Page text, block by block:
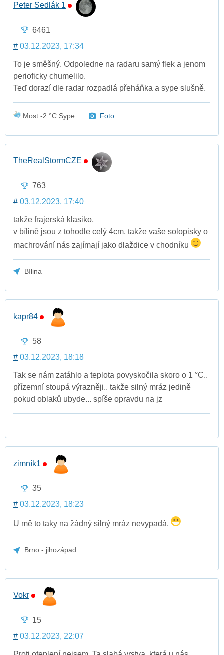
Peter Sedlák 1
6461
# 03.12.2023, 17:34
To je směšný. Odpoledne na radaru samý flek a jenom
perioficky chumelilo.
Teď dorazí dle radar rozpadlá přeháňka a sype slušně.
Most -2 °C Sype ... Foto
TheRealStormCZE
763
# 03.12.2023, 17:40
takže frajerská klasiko,
v bílině jsou z tohodle celý 4cm, takže vaše solopisky o
machrování nás zajímají jako dlaždice v chodníku
Bílina
kapr84
58
# 03.12.2023, 18:18
Tak se nám zatáhlo a teplota povyskočila skoro o 1 °C..
přízemní stoupá výrazněji.. takže silný mráz jedině
pokud oblaků ubyde... spíše opravdu na jz
zimník1
35
# 03.12.2023, 18:23
U mě to taky na žádný silný mráz nevypadá.
Brno - jihozápad
Vokr
15
# 03.12.2023, 22:07